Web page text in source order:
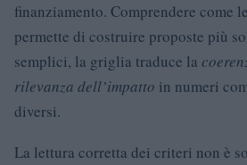
finanziamento. Comprendere come
permette di costruire proposte più
semplici, la griglia traduce la
rilevanza dell’impatto in numeri
diversi.
La lettura corretta dei criteri non è